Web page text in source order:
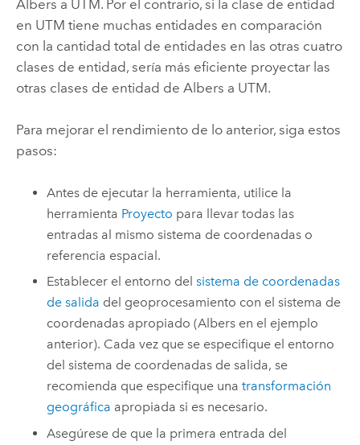
Albers a UTM. Por el contrario, si la clase de entidad
en UTM tiene muchas entidades en comparación
con la cantidad total de entidades en las otras cuatro
clases de entidad, sería más eficiente proyectar las
otras clases de entidad de Albers a UTM.
Para mejorar el rendimiento de lo anterior, siga estos
pasos:
Antes de ejecutar la herramienta, utilice la
herramienta Proyecto para llevar todas las
entradas al mismo sistema de coordenadas o
referencia espacial.
Establecer el entorno delsistema de coordenadas
de salida del geoprocesamiento con el sistema de
coordenadas apropiado (Albers en el ejemplo
anterior). Cada vez que se especifique el entorno
del sistema de coordenadas de salida, se
recomienda que especifique unatransformación
geográfica apropiada si es necesario.
Asegúrese de que la primera entrada del